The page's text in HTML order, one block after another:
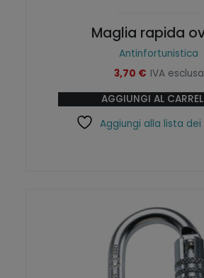
Maglia rapida
Antinfortunistica
3,70 € IVA esclusa
AGGIUNGI AL
Aggiungi alla lista dei